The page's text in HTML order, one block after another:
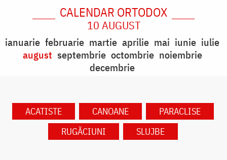
CALENDAR ORTODOX
10 AUGUST
ianuarie februarie martie aprilie mai iunie iulie
august septembrie octombrie noiembrie
decembrie
ACATISTE CANOANE
PARACLISE
RUGĂCIUNI
SLUJBE